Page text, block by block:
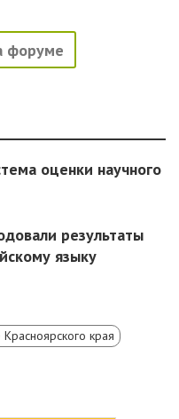
форуме
оценки научного
результаты
языку
края